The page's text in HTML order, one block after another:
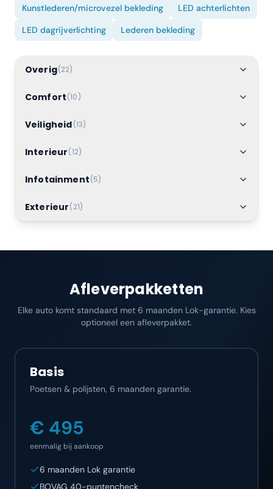
Kunstlederen/microvezel bekleding
LED achterlichten
LED dagrijverlichting
Lederen bekleding
Overig(22)
Comfort(10)
Veiligheid(13)
Interieur(12)
Infotainment(5)
Exterieur(21)
Afleverpakketten
Elke auto komt standaard met 6 maanden Lok-garantie. Kies
optioneel een afleverpakket.
Basis
Poetsen & polijsten, 6 maanden garantie.
€ 495
eenmalig bij aankoop
6 maanden Lok garantie
BOVAG 40-puntencheck